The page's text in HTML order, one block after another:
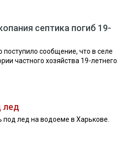
септика погиб 19-
сообщение, что в селе
частного хозяйства 19-летнего
лед
под лед на водоеме в Харькове.